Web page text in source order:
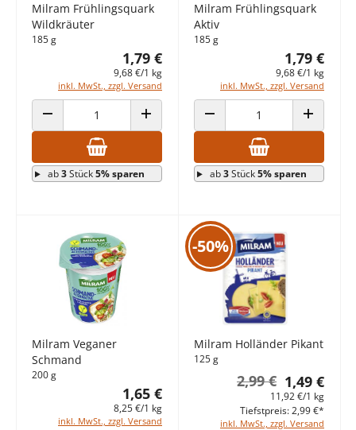
Milram Frühlingsquark
Wildkräuter
185 g
1,79 €
9,68 €/1 kg
inkl. MwSt., zzgl. Versand
ANZAHL VERRINGERN ANZAHL ERHÖHEN
ab3Stück5% sparen
Milram Frühlingsquark
Aktiv
185 g
1,79 €
9,68 €/1 kg
inkl. MwSt., zzgl. Versand
ANZAHL VERRINGERN ANZAHL
ab3Stück5% sparen
Milram Veganer
Schmand
200 g
1,65 €
8,25 €/1 kg
inkl. MwSt., zzgl. Versand
-50%
Milram Holländer Pikant
125 g
1,49 €
2,99 €
11,92 €/1 kg
inkl. MwSt., zzgl. Versand
Tiefstpreis: 2,99 €*